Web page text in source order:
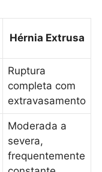
Hérnia Extrusa
Ruptura
completa com
extravasamento
Moderada a
severa,
frequentemente